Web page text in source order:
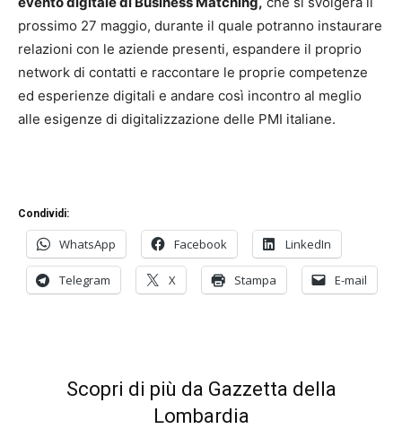
prossimo 27 maggio, durante il quale potranno instaurare
relazioni con le aziende presenti, espandere il proprio
network di contatti e raccontare le proprie competenze
ed esperienze digitali e andare così incontro al meglio
alle esigenze di digitalizzazione delle PMI italiane.
Condividi:
WhatsApp Facebook LinkedIn
Telegram X Stampa E-mail
Scopri di più da Gazzetta della
Lombardia